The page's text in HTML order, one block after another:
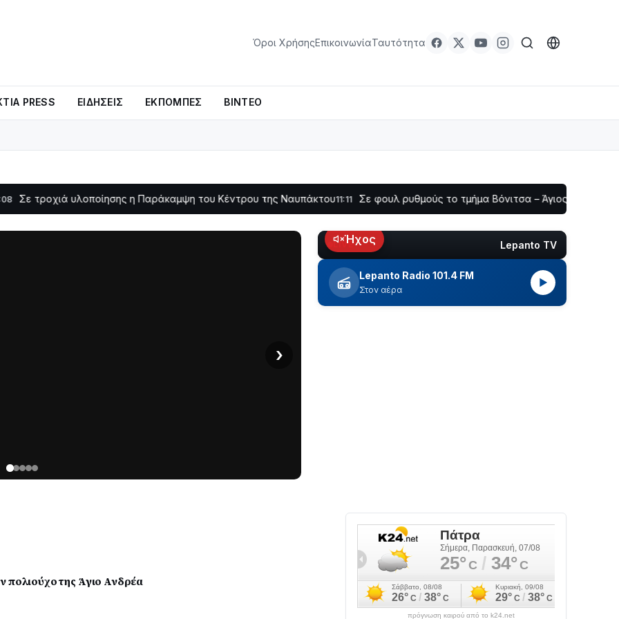
Όροι ΧρήσηςΕπικοινωνίαΤαυτότητα
PRESS ΕΙΔΉΣΕΙΣ ΕΚΠΟΜΠΈΣ ΒΊΝΤΕΟ
υλοποίησης η Παράκαμψη του Κέντρου της Ναυπάκτου11:11 Σε φουλ ρυθμούς το τμήμα Βόνιτσα – Άγιος Νικόλαος |
›
LIVE Lepanto TV
Ήχος
Lepanto Radio 101.4 FM
Στον αέρα
▶
πολιούχο της Άγιο Ανδρέα
πρόγνωση καιρού από το k24.net